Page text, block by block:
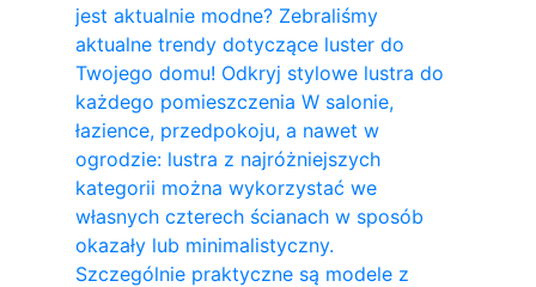
jest aktualnie modne? Zebraliśmy
aktualne trendy dotyczące luster do
Twojego domu! Odkryj stylowe lustra do
każdego pomieszczenia W salonie,
łazience, przedpokoju, a nawet w
ogrodzie: lustra z najróżniejszych
kategorii można wykorzystać we
własnych czterech ścianach w sposób
okazały lub minimalistyczny.
Szczególnie praktyczne są modele z